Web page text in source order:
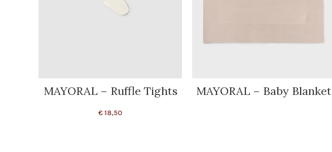
MAYORAL – Ruffle Tights
€18,50
MAYORAL – Baby Blanket